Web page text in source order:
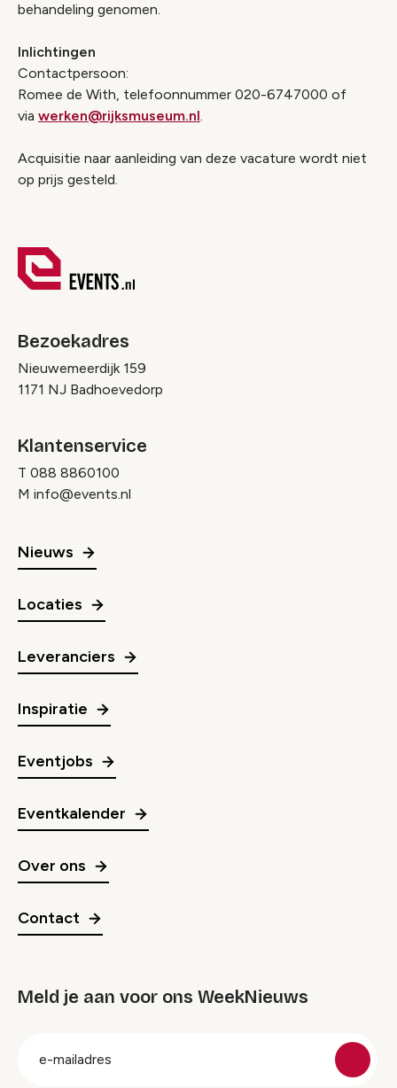
behandeling genomen.
Inlichtingen
Contactpersoon:
Romee de With, telefoonnummer 020-6747000 of
via werken@rijksmuseum.nl.
Acquisitie naar aanleiding van deze vacature wordt niet
op prijs gesteld.
Bezoekadres
Nieuwemeerdijk 159
1171 NJ Badhoevedorp
Klantenservice
T 088 8860100
M info@events.nl
Nieuws
Locaties
Leveranciers
Inspiratie
Eventjobs
Eventkalender
Over ons
Contact
Meld je aan voor ons WeekNieuws